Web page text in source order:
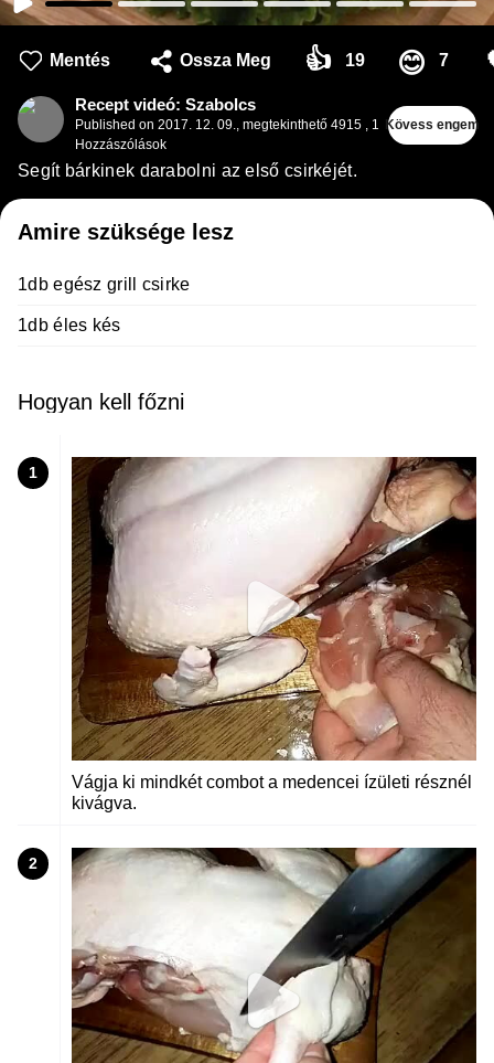
Mentés Ossza Meg 👍 19 😊 7
Recept videó: Szabolcs
Published on 2017. 12. 09., megtekinthető 4915 , 1
Hozzászólások
Kövess engem
Segít bárkinek darabolni az első csirkéjét.
Amire szüksége lesz
1db egész grill csirke
1db éles kés
Hogyan kell főzni
1
Vágja ki mindkét combot a medencei ízületi résznél
kivágva.
2